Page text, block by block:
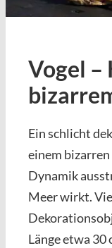
Vogel –
Ein schlicht
einem
Dynamik
Meer wirkt.
Länge etwa 30